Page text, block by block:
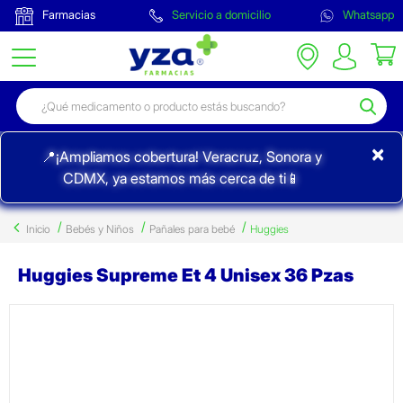
Farmacias Servicio a domicilio Whatsapp
📍¡Ampliamos cobertura! Veracruz, Sonora y
CDMX, ya estamos más cerca de ti📱
×
Inicio Bebés y Niños Pañales para bebé Huggies
Huggies Supreme Et 4 Unisex 36 Pzas